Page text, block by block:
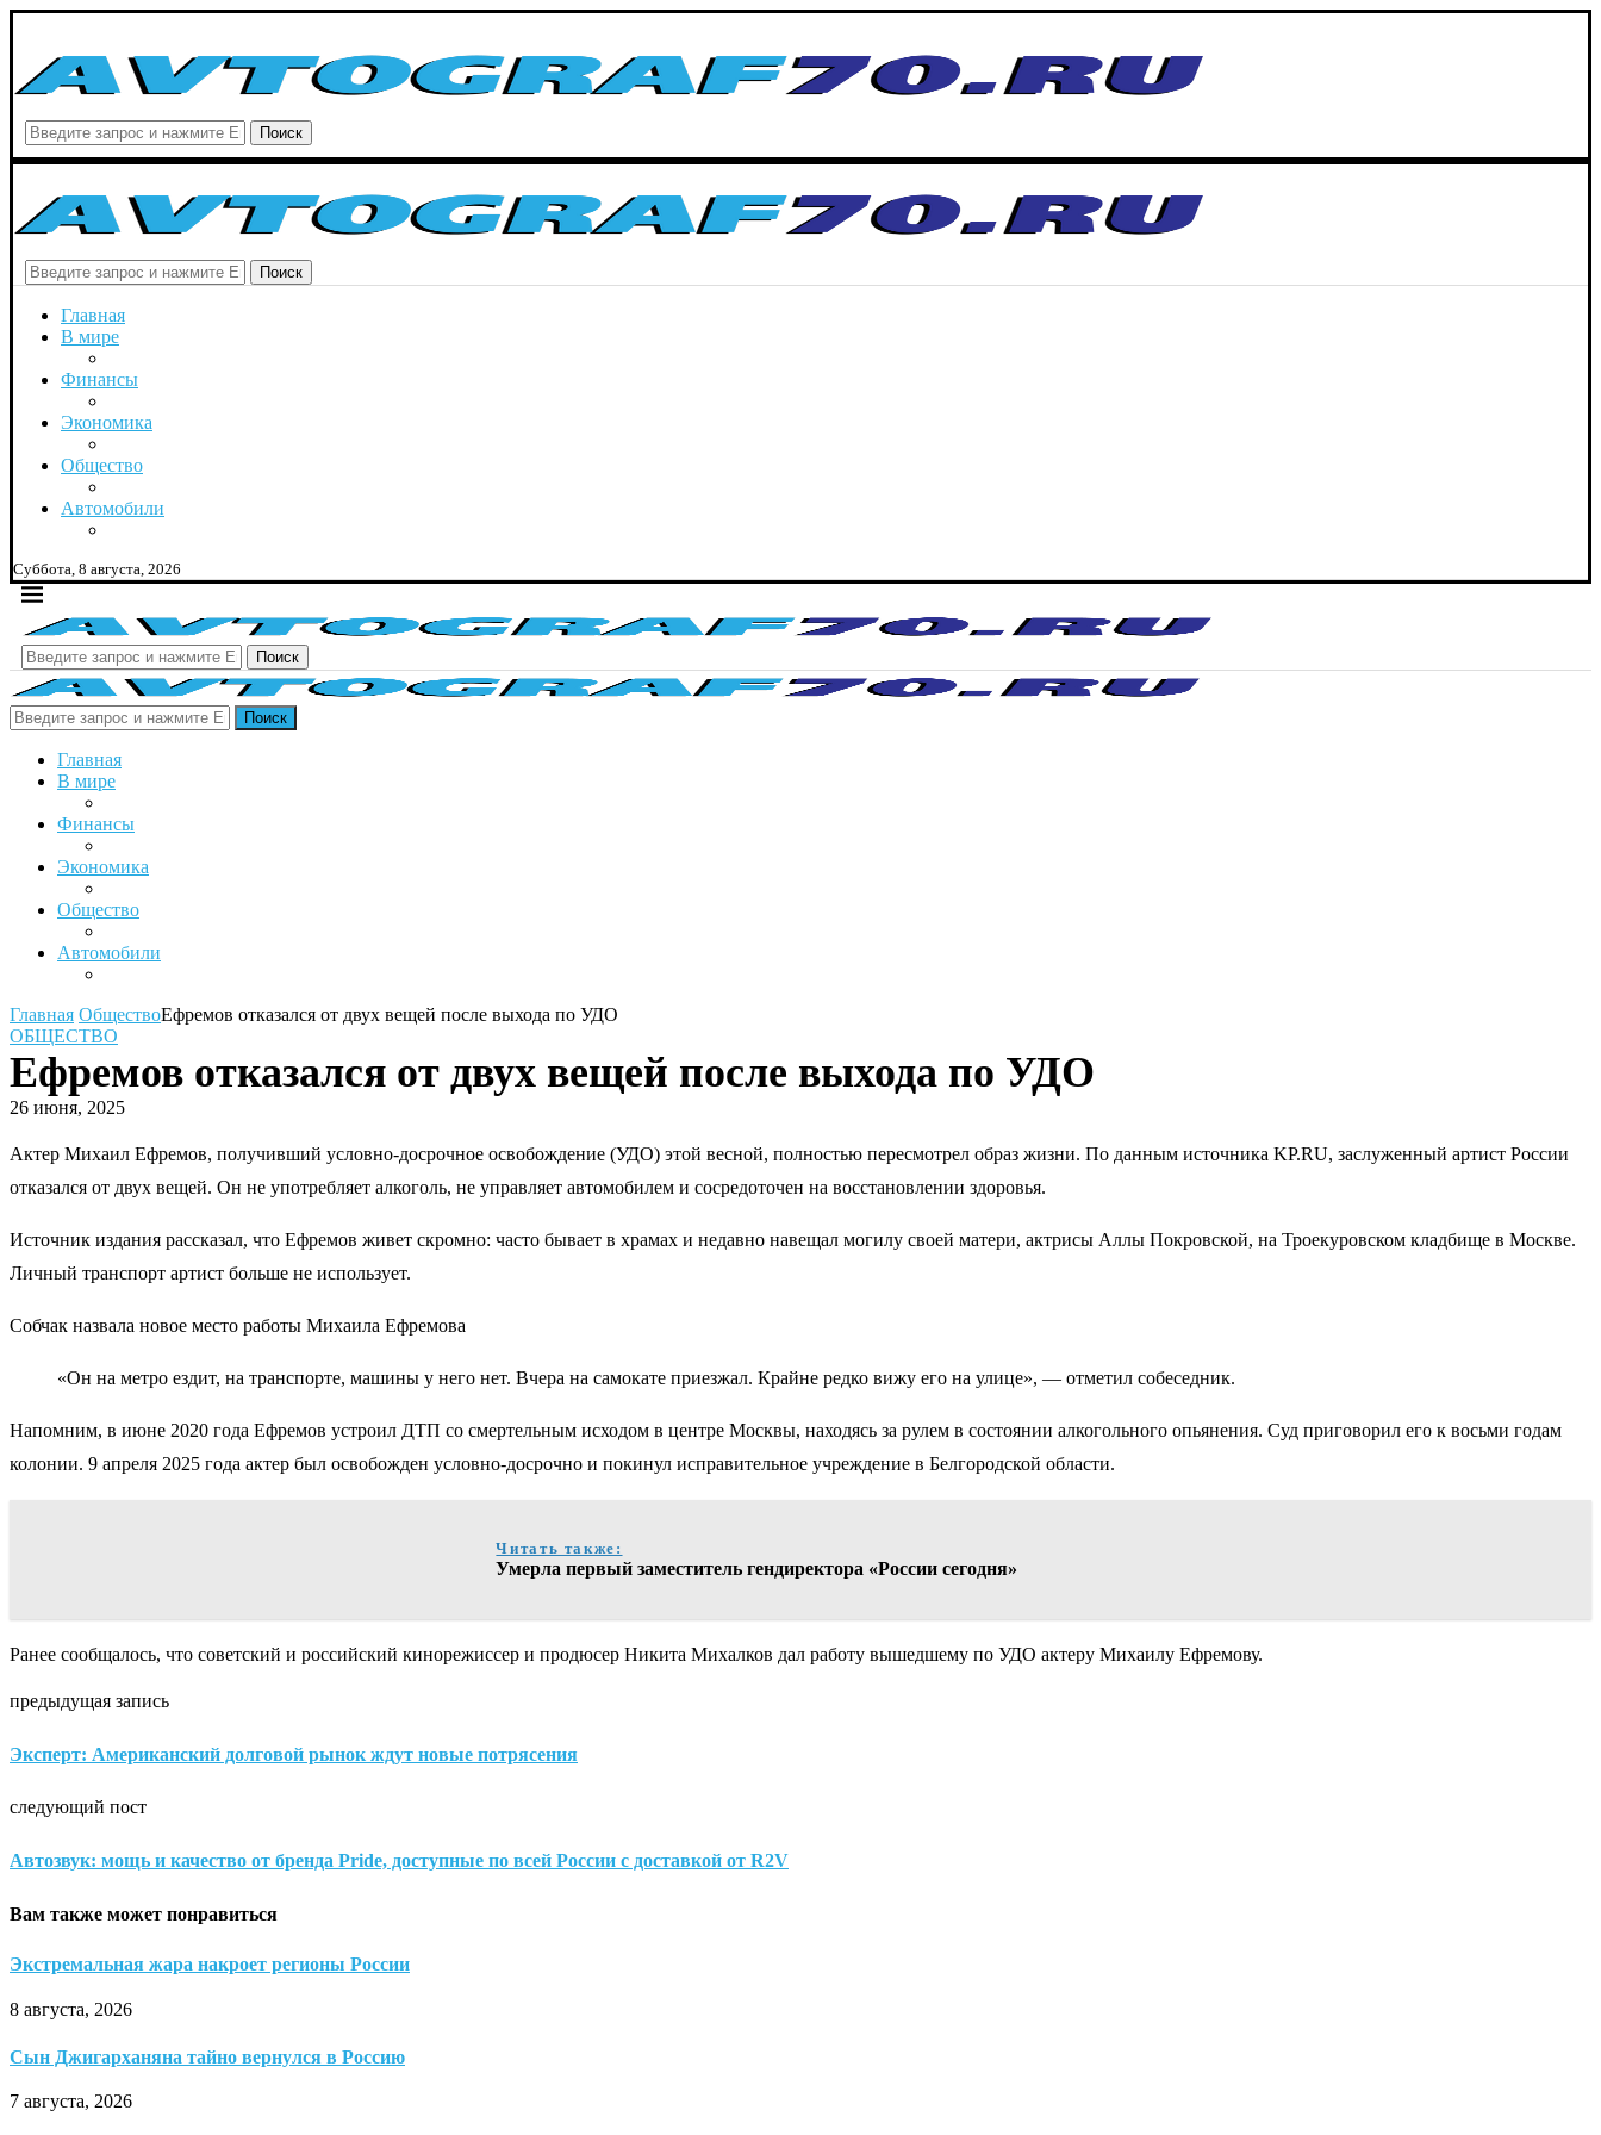
Поиск
Поиск
Главная
В мире
Финансы
Экономика
Общество
Автомобили
Суббота, 8 августа, 2026
Поиск
Поиск
Главная
В мире
Финансы
Экономика
Общество
Автомобили
Главная ОбществоЕфремов отказался от двух вещей после выхода по УДО
ОБЩЕСТВО
Ефремов отказался от двух вещей после выхода по УДО
26 июня, 2025
Актер Михаил Ефремов, получивший условно-досрочное освобождение (УДО) этой весной, полностью пересмотрел образ жизни. По данным источника KP.RU, заслуженный артист России
отказался от двух вещей. Он не употребляет алкоголь, не управляет автомобилем и сосредоточен на восстановлении здоровья.
Источник издания рассказал, что Ефремов живет скромно: часто бывает в храмах и недавно навещал могилу своей матери, актрисы Аллы Покровской, на Троекуровском кладбище в Москве.
Личный транспорт артист больше не использует.
Собчак назвала новое место работы Михаила Ефремова
«Он на метро ездит, на транспорте, машины у него нет. Вчера на самокате приезжал. Крайне редко вижу его на улице», — отметил собеседник.
Напомним, в июне 2020 года Ефремов устроил ДТП со смертельным исходом в центре Москвы, находясь за рулем в состоянии алкогольного опьянения. Суд приговорил его к восьми годам
колонии. 9 апреля 2025 года актер был освобожден условно-досрочно и покинул исправительное учреждение в Белгородской области.
Читать также:
Умерла первый заместитель гендиректора «России сегодня»
Ранее сообщалось, что советский и российский кинорежиссер и продюсер Никита Михалков дал работу вышедшему по УДО актеру Михаилу Ефремову.
предыдущая запись
Эксперт: Американский долговой рынок ждут новые потрясения
следующий пост
Автозвук: мощь и качество от бренда Pride, доступные по всей России с доставкой от R2V
Вам также может понравиться
Экстремальная жара накроет регионы России
8 августа, 2026
Сын Джигарханяна тайно вернулся в Россию
7 августа, 2026